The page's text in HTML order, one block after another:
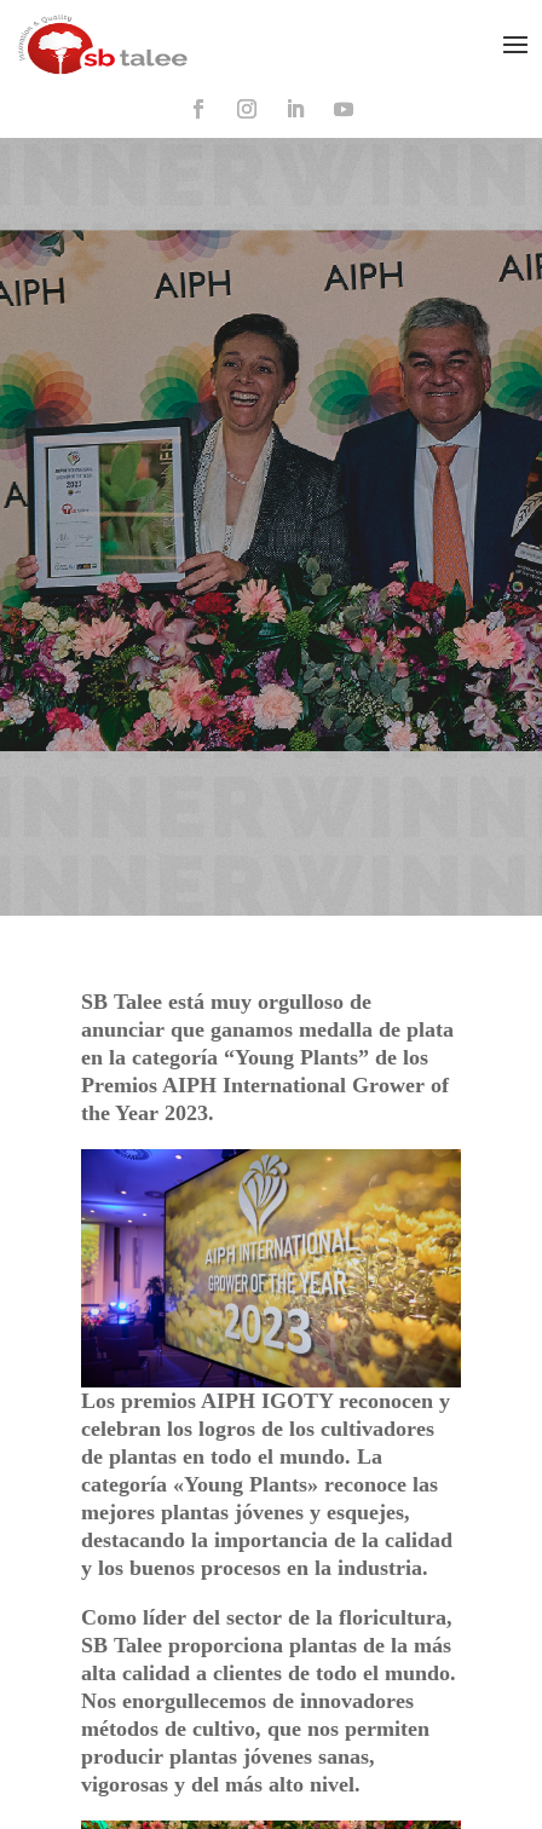
ENE 25, 2023 NOTICIAS
SB Talee está muy orgulloso de
anunciar que ganamos medalla de plata
en la categoría “Young Plants” de los
Premios AIPH International Grower of
the Year 2023.
Los premios AIPH IGOTY reconocen y
celebran los logros de los cultivadores
de plantas en todo el mundo. La
categoría «Young Plants» reconoce las
mejores plantas jóvenes y esquejes,
destacando la importancia de la calidad
y los buenos procesos en la industria.
Como líder del sector de la floricultura,
SB Talee proporciona plantas de la más
alta calidad a clientes de todo el mundo.
Nos enorgullecemos de innovadores
métodos de cultivo, que nos permiten
producir plantas jóvenes sanas,
vigorosas y del más alto nivel.